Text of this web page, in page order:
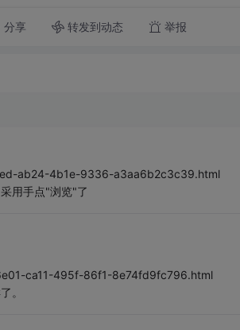
分享 转发到动态 举报
ab24-4b1e-9336-a3aa6b2c3c39.html
用手点"浏览"了
ca11-495f-86f1-8e74fd9fc796.html
。